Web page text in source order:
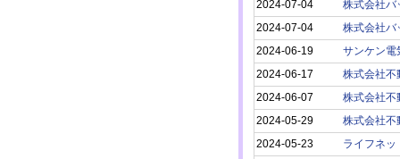
2024-07-04
株式会社バ
2024-07-04
株式会社バ
2024-06-19
サンケン電
2024-06-17
株式会社不
2024-06-07
株式会社不
2024-05-29
株式会社不
2024-05-23
ライフネッ